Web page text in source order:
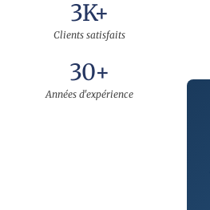
Clients satisfaits
3K+
Années d'expérience
30+